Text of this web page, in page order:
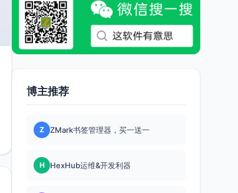
博主推荐
Z ZMark书签管理器，买一送一
H HexHub运维&开发利器